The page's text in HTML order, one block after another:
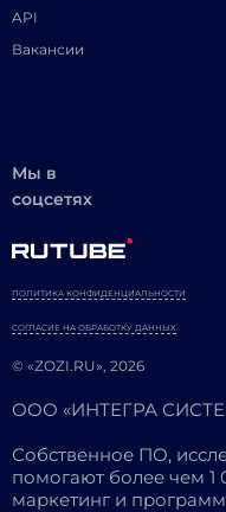
API
Вакансии
Мы в
соцсетях
© «ZOZI.RU», 2026
ПОЛИТИКА КОНФИДЕНЦИАЛЬНОСТИ
СОГЛАСИЕ НА ОБРАБОТКУ ДАННЫХ
ООО «ИНТЕГРА
Собственное ПО,
помогают более чем 1
маркетинг и